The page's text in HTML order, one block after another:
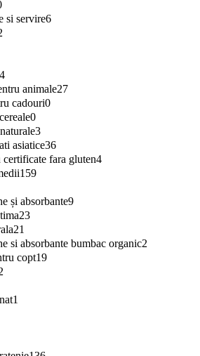
si servire6
animale27
cadouri0
0
3
asiatice36
certificate fara gluten4
159
și absorbante9
23
21
si absorbante bumbac organic2
copt19
1